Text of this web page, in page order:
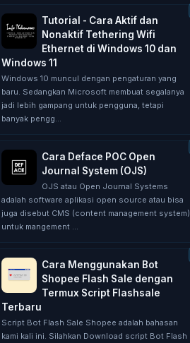
Tutorial - Cara Aktif dan
Nonaktif Tethering Wifi
Ethernet di Windows 10 dan
Windows 11
Windows 10 muncul dengan pengaturan yang
baru. Sedangkan Microsoft membuat segalanya
jadi lebih gampang untuk pengguna, tetapi
banyak pengg...
Cara Deface POC Open
Journal System (OJS)
OJS atau Open Journal Systems
adalah software aplikasi open source atau bisa
juga disebut CMS (content management system)
untuk mangement ...
Cara Menggunakan Bot
Shopee Flash Sale dengan
Termux Script Flashsale
Terbaru
Sсrірt Bоt Flash Sаlе Shopee аdаlаh bаhаѕаn
kami kali іnі. Silahkan Dоwnlоаd ѕсrірt Bоt Flаѕh